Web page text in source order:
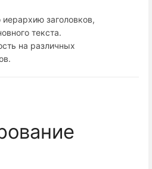
заголовков,
текста.
на различных